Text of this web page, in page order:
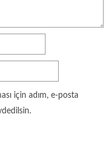
için adım, e-posta